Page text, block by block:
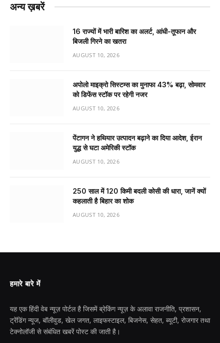
अन्य ख़बरें
16 राज्यों में भारी बारिश का अलर्ट, आंधी-तूफान और
बिजली गिरने का खतरा
AUGUST 10, 2026
अपोलो माइक्रो सिस्टम्स का मुनाफा 43% बढ़ा, सोमवार
को डिफेंस स्टॉक पर रहेगी नजर
AUGUST 10, 2026
पेंटागन ने हथियार उत्पादन बढ़ाने का दिया आदेश, ईरान
युद्ध से घटा अमेरिकी स्टॉक
AUGUST 10, 2026
250 साल में 120 किमी बदली कोसी की धारा, जानें क्यों
कहलाती है बिहार का शोक
AUGUST 10, 2026
हमारे बारे में
यह एक हिंदी वेब न्यूज़ पोर्टल है जिसमें ब्रेकिंग न्यूज़ के अलावा राजनीति, प्रशासन,
ट्रेंडिंग न्यूज, बॉलीवुड, खेल जगत, लाइफस्टाइल, बिजनेस, सेहत, ब्यूटी, रोजगार तथा
टेक्नोलॉजी से संबंधित खबरें पोस्ट की जाती है।